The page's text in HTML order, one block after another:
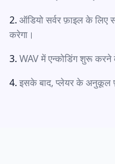
ऑडियो सर्वर फ़ाइल के लिए
करेगा।
WAV में एन्कोडिंग शुरू
इसके बाद, प्लेयर के अनुकूल